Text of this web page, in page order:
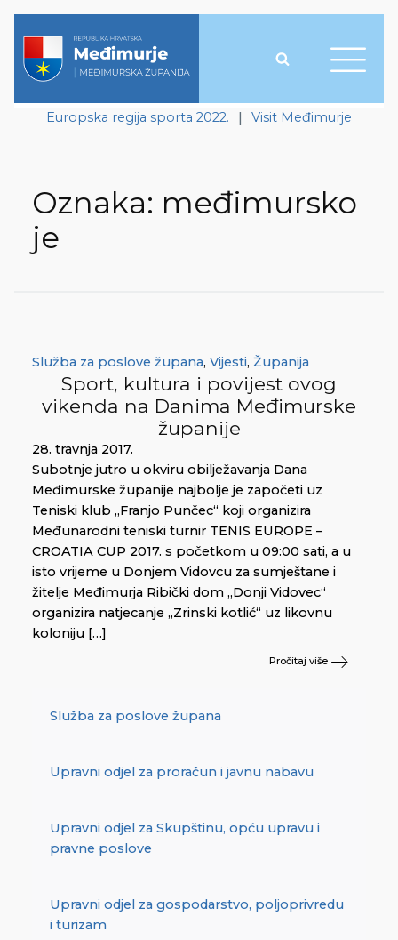
Europska regija sporta 2022. | Visit Međimurje
Oznaka: međimursko
je
Služba za poslove župana, Vijesti, Županija
Sport, kultura i povijest ovog
vikenda na Danima Međimurske
županije
28. travnja 2017.
Subotnje jutro u okviru obilježavanja Dana
Međimurske županije najbolje je započeti uz
Teniski klub „Franjo Punčec“ koji organizira
Međunarodni teniski turnir TENIS EUROPE –
CROATIA CUP 2017. s početkom u 09:00 sati, a u
isto vrijeme u Donjem Vidovcu za sumještane i
žitelje Međimurja Ribički dom „Donji Vidovec“
organizira natjecanje „Zrinski kotlić“ uz likovnu
koloniju […]
Pročitaj više
Služba za poslove župana
Upravni odjel za proračun i javnu nabavu
Upravni odjel za Skupštinu, opću upravu i
pravne poslove
Upravni odjel za gospodarstvo, poljoprivredu
i turizam